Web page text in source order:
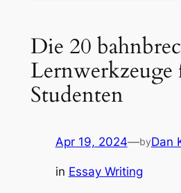
Die 20
Lernwerkzeuge
Studenten
Apr 19, 2024—byDan
in Essay Writing